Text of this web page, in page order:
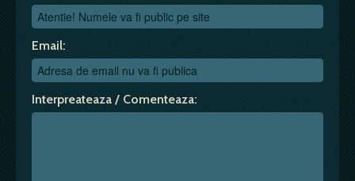
Email:
Interpreateaza / Comenteaza: